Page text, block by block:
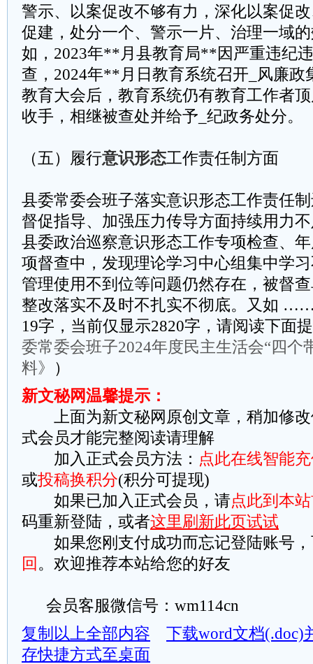
警示、以案促改不够有力，深化以案促
促建，处分一个、警示一片、治理一域
如，2023年**月县教育局**因严重违纪
查，2024年**月日教育系统召开_风廉政
教育大会后，教育系统仍有教育工作者
收手，相继被查处并给予_纪政务处分。
（五）履行意识形态工作责任制方面
县委常委会班子落实意识形态工作责任
督促指导、加强压力传导方面持续用力
县委政治巡察意识形态工作专项检查、
项督查中，发现理论学习中心组集中学
管理使用不到位等问题仍然存在，被督
整改落实不及时不扎实不彻底。又如
19字，当前仅显示2820字，请阅读下面
委常委会班子2024年度民主生活会“四个
料》
）
新文秘网温馨提示：
上面为新文秘网原创文章，稍加修改
式会员才能完整阅读请理解
加入正式会员方法： 点此在线智能
或投稿换积分(积分可提现)
如果已加入正式会员，请点此到本
码重新登陆，或者这里刷新此页试试
如果您刚支付成功而忘记登陆账号，
回 。欢迎推荐本站给您的好友
会员客服微信号：wm114cn
复制以上全部内容
下载word文档(.doc)
存快捷方式至桌面